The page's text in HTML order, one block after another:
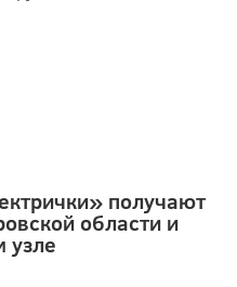
получают
области и
узле